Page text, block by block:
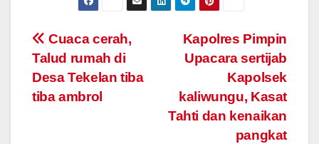
Post
navigation
Kapolres Pimpin
Upacara sertijab
Kapolsek
kaliwungu, Kasat
Tahti dan kenaikan
pangkat
Cuaca cerah,
Talud rumah di
Desa Tekelan tiba
tiba ambrol